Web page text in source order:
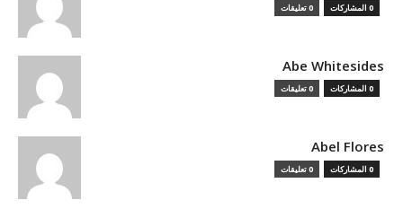
0 المشاركات 0 تعليقات
Abe Whitesides
0 المشاركات 0 تعليقات
Abel Flores
0 المشاركات 0 تعليقات